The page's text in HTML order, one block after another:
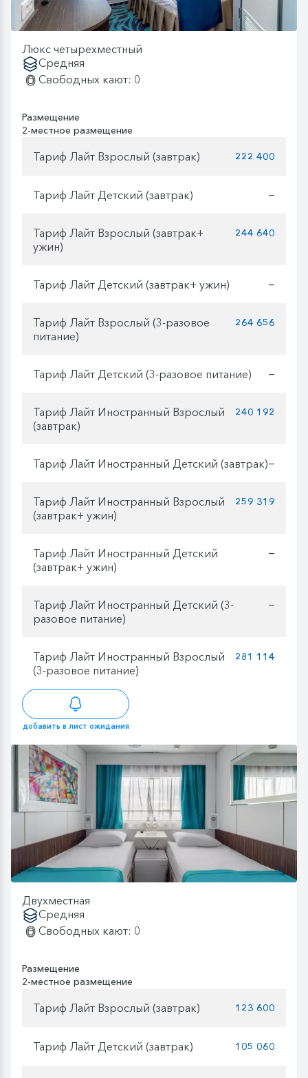
Люкс четырехместный
Средняя
Свободных кают: 0
Размещение
2-местное размещение
Тариф Лайт Взрослый (завтрак) 222 400
Тариф Лайт Детский (завтрак) —
Тариф Лайт Взрослый (завтрак+
ужин)
244 640
Тариф Лайт Детский (завтрак+ ужин) —
Тариф Лайт Взрослый (3-разовое
питание)
264 656
Тариф Лайт Детский (3-разовое питание) —
Тариф Лайт Иностранный Взрослый
(завтрак)
240 192
Тариф Лайт Иностранный Детский (завтрак)—
Тариф Лайт Иностранный Взрослый
(завтрак+ ужин)
259 319
Тариф Лайт Иностранный Детский
(завтрак+ ужин)
—
Тариф Лайт Иностранный Детский (3-
разовое питание)
—
Тариф Лайт Иностранный Взрослый
(3-разовое питание)
281 114
добавить в лист ожидания
Двухместная
Средняя
Свободных кают: 0
Размещение
2-местное размещение
Тариф Лайт Взрослый (завтрак) 123 600
Тариф Лайт Детский (завтрак) 105 060